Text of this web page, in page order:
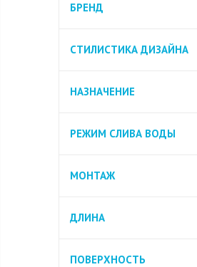
БРЕНД
СТИЛИСТИКА ДИЗАЙНА
НАЗНАЧЕНИЕ
РЕЖИМ СЛИВА ВОДЫ
МОНТАЖ
ДЛИНА
ПОВЕРХНОСТЬ